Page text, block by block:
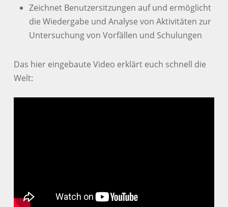
Zeichnet Benutzersitzungen auf und ermöglicht
die Wiedergabe und Analyse von Aktivitäten zur
Untersuchung von Vorfällen und Schulungen
Das hier eingebaute Video erklärt euch schnell die
Welt: